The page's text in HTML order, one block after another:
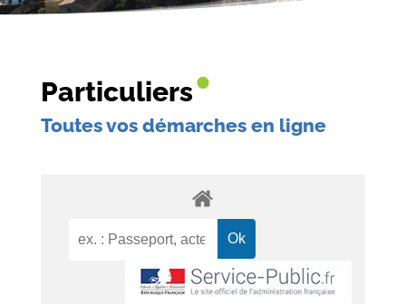
Particuliers•
Toutes vos démarches en ligne